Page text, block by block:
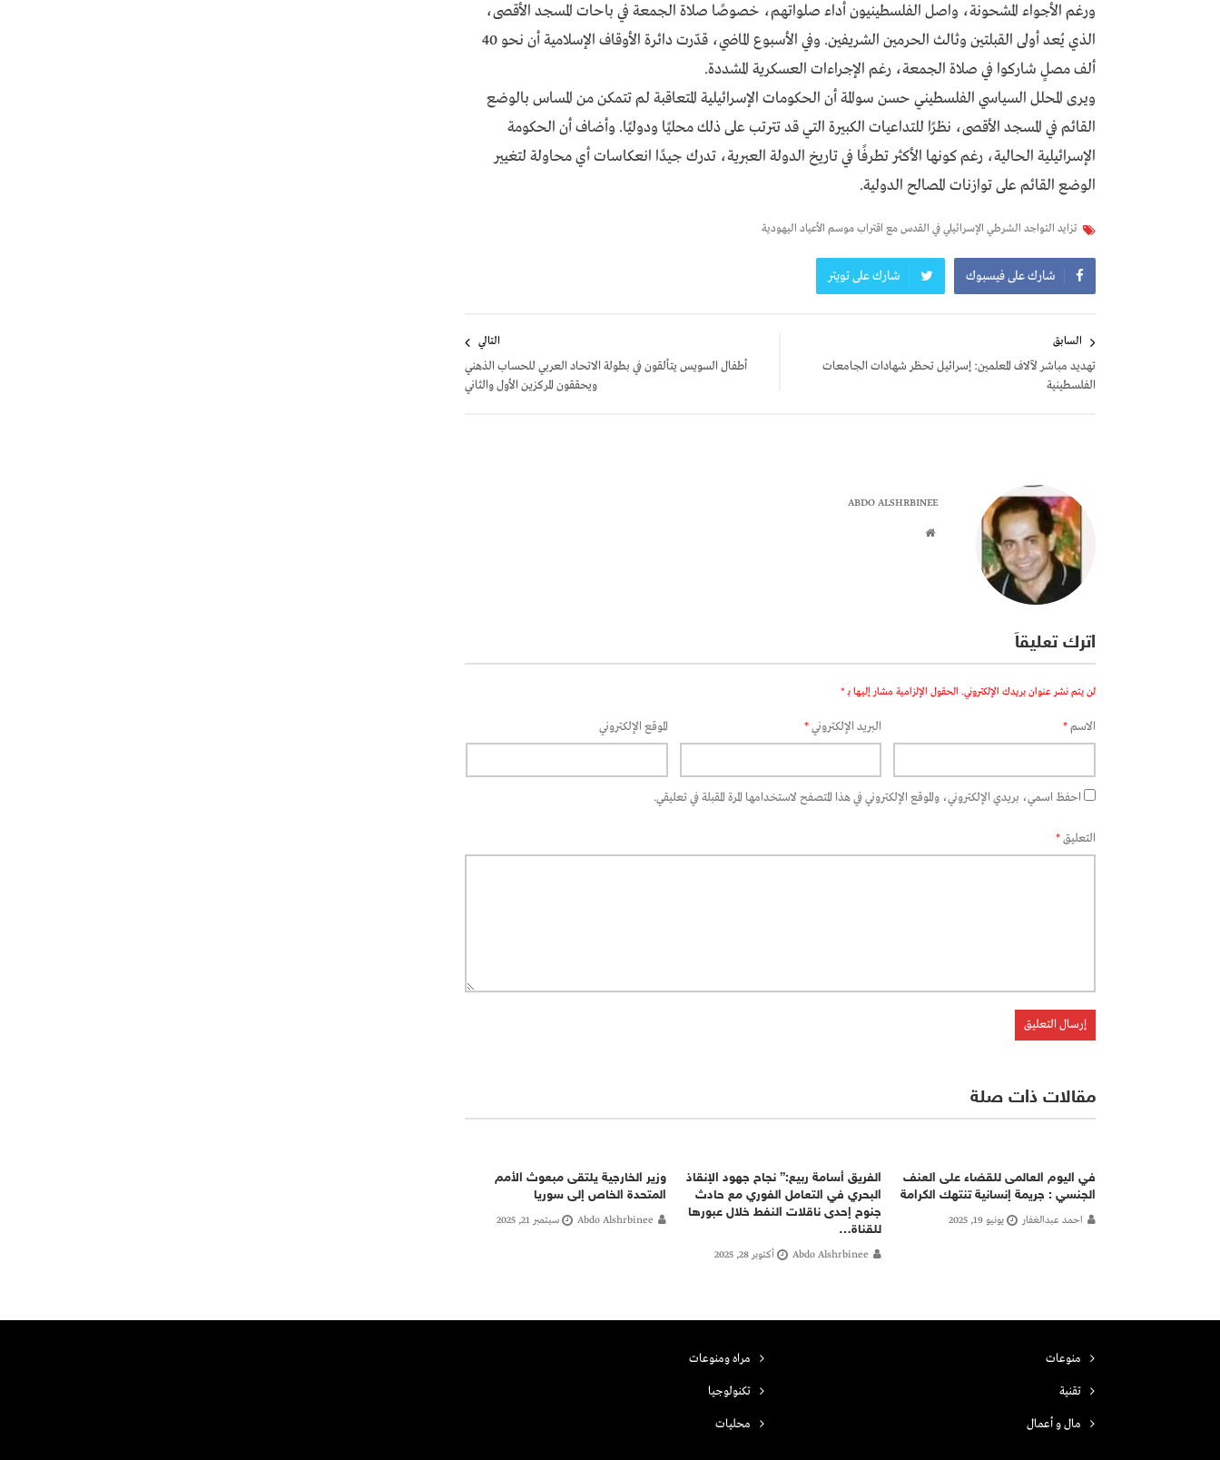
ورغم الأجواء المشحونة، واصل الفلسطينيون أداء صلواتهم، خصوصًا صلاة الجمعة في باحات المسجد الأقصى،
الذي يُعد أولى القبلتين وثالث الحرمين الشريفين. وفي الأسبوع الماضي، قدّرت دائرة الأوقاف الإسلامية أن نحو 40
ألف مصلٍ شاركوا في صلاة الجمعة، رغم الإجراءات العسكرية المشددة.
ويرى المحلل السياسي الفلسطيني حسن سوالمة أن الحكومات الإسرائيلية المتعاقبة لم تتمكن من المساس بالوضع
القائم في المسجد الأقصى، نظرًا للتداعيات الكبيرة التي قد تترتب على ذلك محليًا ودوليًا. وأضاف أن الحكومة
الإسرائيلية الحالية، رغم كونها الأكثر تطرفًا في تاريخ الدولة العبرية، تدرك جيدًا انعكاسات أي محاولة لتغيير
الوضع القائم على توازنات المصالح الدولية.
تزايد التواجد الشرطي الإسرائيلي في القدس مع اقتراب موسم الأعياد اليهودية
شارك على فيسبوك شارك على تويتر
المقالات
السابق
تهديد مباشر لآلاف المعلمين: إسرائيل تحظر شهادات الجامعات
الفلسطينية
التالي
أطفال السويس يتألقون في بطولة الاتحاد العربي للحساب الذهني
ويحققون المركزين الأول والثاني
ABDO ALSHRBINEE
اترك تعليقاً
لن يتم نشر عنوان بريدك الإلكتروني. الحقول الإلزامية مشار إليها بـ *
الاسم* البريد الإلكتروني* الموقع الإلكتروني
احفظ اسمي، بريدي الإلكتروني، والموقع الإلكتروني في هذا المتصفح لاستخدامها المرة المقبلة في تعليقي.
التعليق*
مقالات ذات صلة
في اليوم العالمى للقضاء على العنف
الجنسي : جريمة إنسانية تنتهك الكرامة
احمد عبدالغفار يونيو 19, 2025
الفريق أسامة ربيع:” نجاح جهود الإنقاذ
البحري في التعامل الفوري مع حادث
جنوح إحدى ناقلات النفط خلال عبورها
للقناة…
Abdo Alshrbinee أكتوبر 28, 2025
وزير الخارجية يلتقى مبعوث الأمم
المتحدة الخاص إلى سوريا
Abdo Alshrbinee سبتمبر 21, 2025
منوعات
تقنية
مال و أعمال
مراه ومنوعات
تكنولوجيا
محليات